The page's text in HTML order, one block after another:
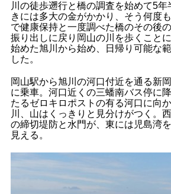
川の徒歩遡行と橋の調査を始めて5
きには多大の金がかかり、そう何度
で健康保持と一度調べた橋のその後
振り出しに戻り岡山の川を歩くこと
始めた旭川から始め、日帰り可能な
した。
岡山駅から旭川の河口付近を通る新
に乗車。河口近くの三蟠南バス停に
たるゼロキロポストの有る河口に向
川、山はくっきりと見分けがつく。
の締切堤防と水門が、東には児島湾
見える。